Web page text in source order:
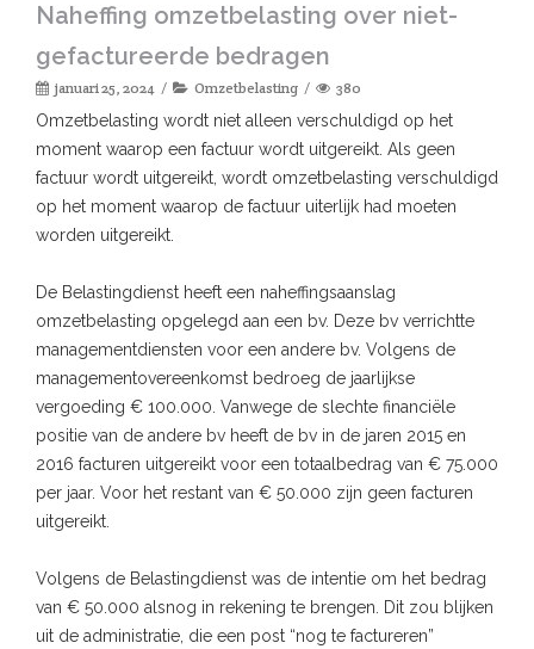
Naheffing omzetbelasting over niet-
gefactureerde bedragen
januari 25, 2024 Omzetbelasting 380
Omzetbelasting wordt niet alleen verschuldigd op het
moment waarop een factuur wordt uitgereikt. Als geen
factuur wordt uitgereikt, wordt omzetbelasting verschuldigd
op het moment waarop de factuur uiterlijk had moeten
worden uitgereikt.
De Belastingdienst heeft een naheffingsaanslag
omzetbelasting opgelegd aan een bv. Deze bv verrichtte
managementdiensten voor een andere bv. Volgens de
managementovereenkomst bedroeg de jaarlijkse
vergoeding € 100.000. Vanwege de slechte financiële
positie van de andere bv heeft de bv in de jaren 2015 en
2016 facturen uitgereikt voor een totaalbedrag van € 75.000
per jaar. Voor het restant van € 50.000 zijn geen facturen
uitgereikt.
Volgens de Belastingdienst was de intentie om het bedrag
van € 50.000 alsnog in rekening te brengen. Dit zou blijken
uit de administratie, die een post “nog te factureren”